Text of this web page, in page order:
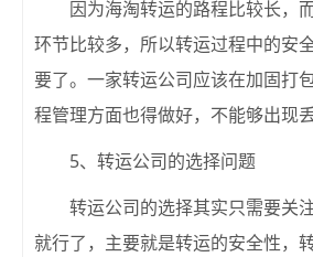
因为海淘转运的路程比较长，
环节比较多，所以转运过程中的安
要了。一家转运公司应该在加固打
程管理方面也得做好，不能够出现
5、转运公司的选择问题
转运公司的选择其实只需要关
就行了，主要就是转运的安全性，